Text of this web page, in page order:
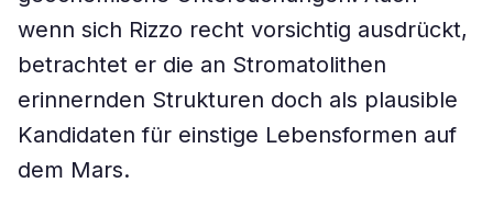
wenn sich Rizzo recht vorsichtig ausdrückt,
betrachtet er die an Stromatolithen
erinnernden Strukturen doch als plausible
Kandidaten für einstige Lebensformen auf
dem Mars.